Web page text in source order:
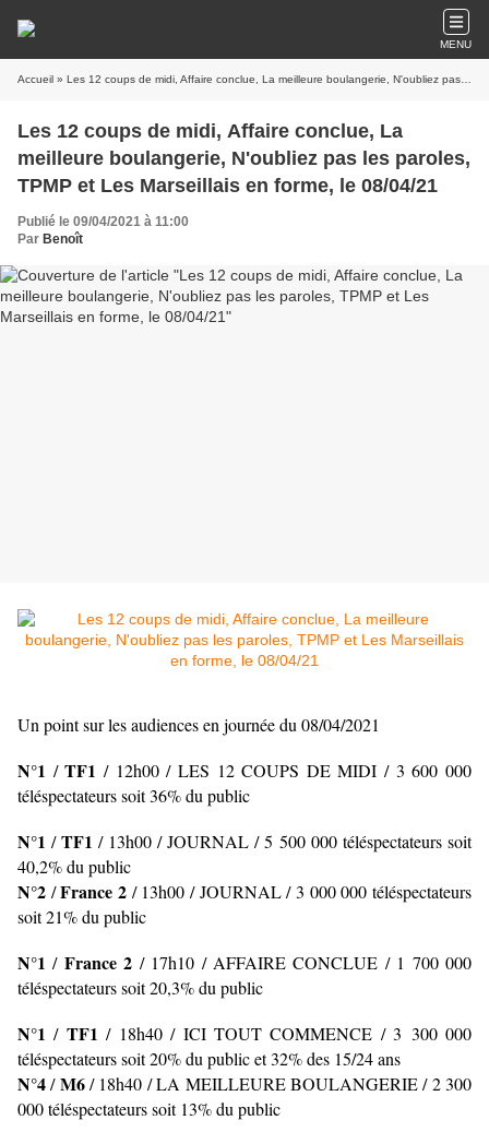
MENU
Accueil » Les 12 coups de midi, Affaire conclue, La meilleure boulangerie, N'oubliez pas les paroles, TPMP et Les Marseillais en forme, le 08/04/21
Les 12 coups de midi, Affaire conclue, La
meilleure boulangerie, N'oubliez pas les paroles,
TPMP et Les Marseillais en forme, le 08/04/21
Publié le 09/04/2021 à 11:00
Par Benoît
Un point sur les audiences en journée du 08/04/2021
N°1 /TF1 / 12h00 / LES 12 COUPS DE MIDI / 3 600 000
téléspectateurs soit 36% du public
N°1 /TF1 / 13h00 / JOURNAL / 5 500 000 téléspectateurs soit
40,2% du public
N°2 /France 2 / 13h00 / JOURNAL / 3 000 000 téléspectateurs
soit 21% du public
N°1 / France 2 / 17h10 / AFFAIRE CONCLUE / 1 700 000
téléspectateurs soit 20,3% du public
N°1 / TF1 / 18h40 / ICI TOUT COMMENCE / 3 300 000
téléspectateurs soit 20% du public et 32% des 15/24 ans
N°4/M6/ 18h40 / LA MEILLEURE BOULANGERIE / 2 300
000 téléspectateurs soit 13% du public